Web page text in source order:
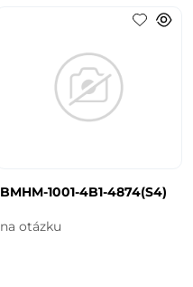
BMHM-1001-4B1-4874(S4)
na otázku